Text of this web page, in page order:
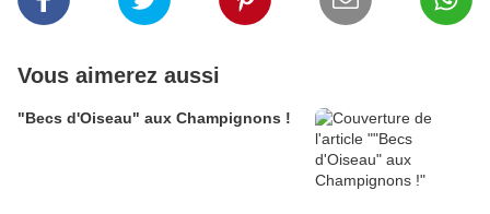
Vous aimerez aussi
"Becs d'Oiseau" aux Champignons !